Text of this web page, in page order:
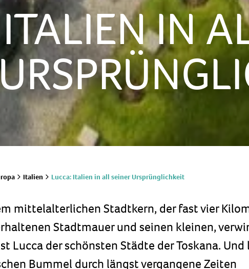
IN
Italien Lucca: Italien in all seiner Ursprünglichkeit
mittelalterlichen Stadtkern, der fast vier
Stadtmauer und seinen kleinen,
Lucca der schönsten Städte der Toskana.
Bummel durch längst vergangene Zeiten